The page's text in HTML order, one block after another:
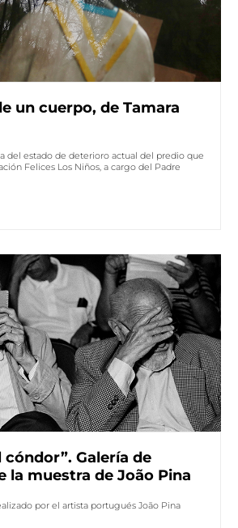
un cuerpo, de Tamara
del estado de deterioro actual del predio que
Felices Los Niños, a cargo del Padre
cóndor”. Galería de
la muestra de João Pina
por el artista portugués João Pina